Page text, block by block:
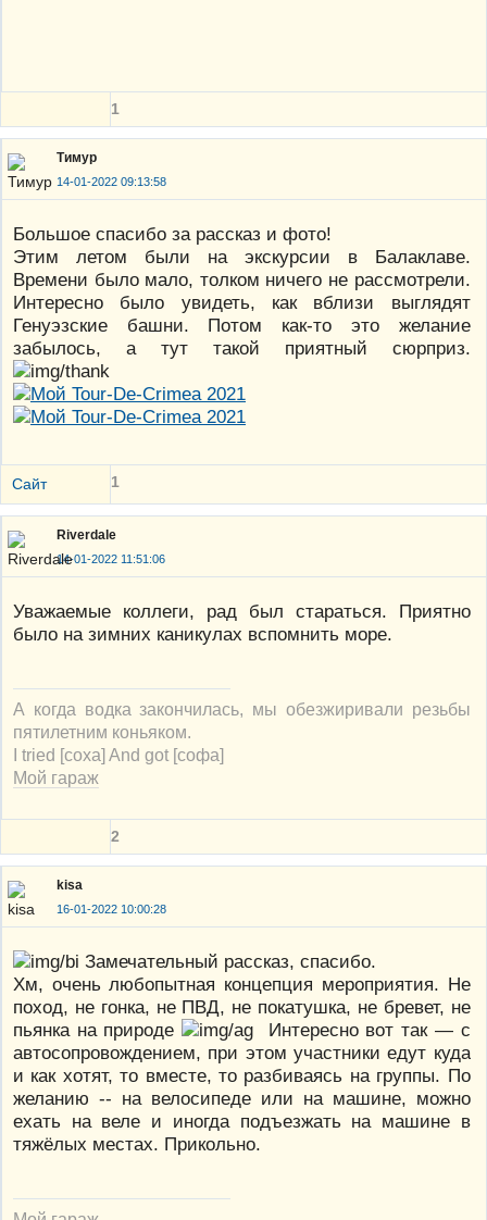
1
Тимур
14-01-2022 09:13:58
Большое спасибо за рассказ и фото!
Этим летом были на экскурсии в Балаклаве.
Времени было мало, толком ничего не рассмотрели.
Интересно было увидеть, как вблизи выглядят
Генуэзские башни. Потом как-то это желание
забылось, а тут такой приятный сюрприз.
Сайт 1
Riverdale
14-01-2022 11:51:06
Уважаемые коллеги, рад был стараться. Приятно
было на зимних каникулах вспомнить море.
А когда водка закончилась, мы обезжиривали резьбы
пятилетним коньяком.
I tried [соха] And got [софа]
Мой гараж
2
kisa
16-01-2022 10:00:28
Замечательный рассказ, спасибо.
Хм, очень любопытная концепция мероприятия. Не
поход, не гонка, не ПВД, не покатушка, не бревет, не
пьянка на природе
Интересно вот так — с
автосопровождением, при этом участники едут куда
и как хотят, то вместе, то разбиваясь на группы. По
желанию -- на велосипеде или на машине, можно
ехать на веле и иногда подъезжать на машине в
тяжёлых местах. Прикольно.